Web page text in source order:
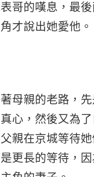
哥的嘆息，最
才說出她愛他。
母親的老路，
心，然後又為
親在京城等待
更長的等待，